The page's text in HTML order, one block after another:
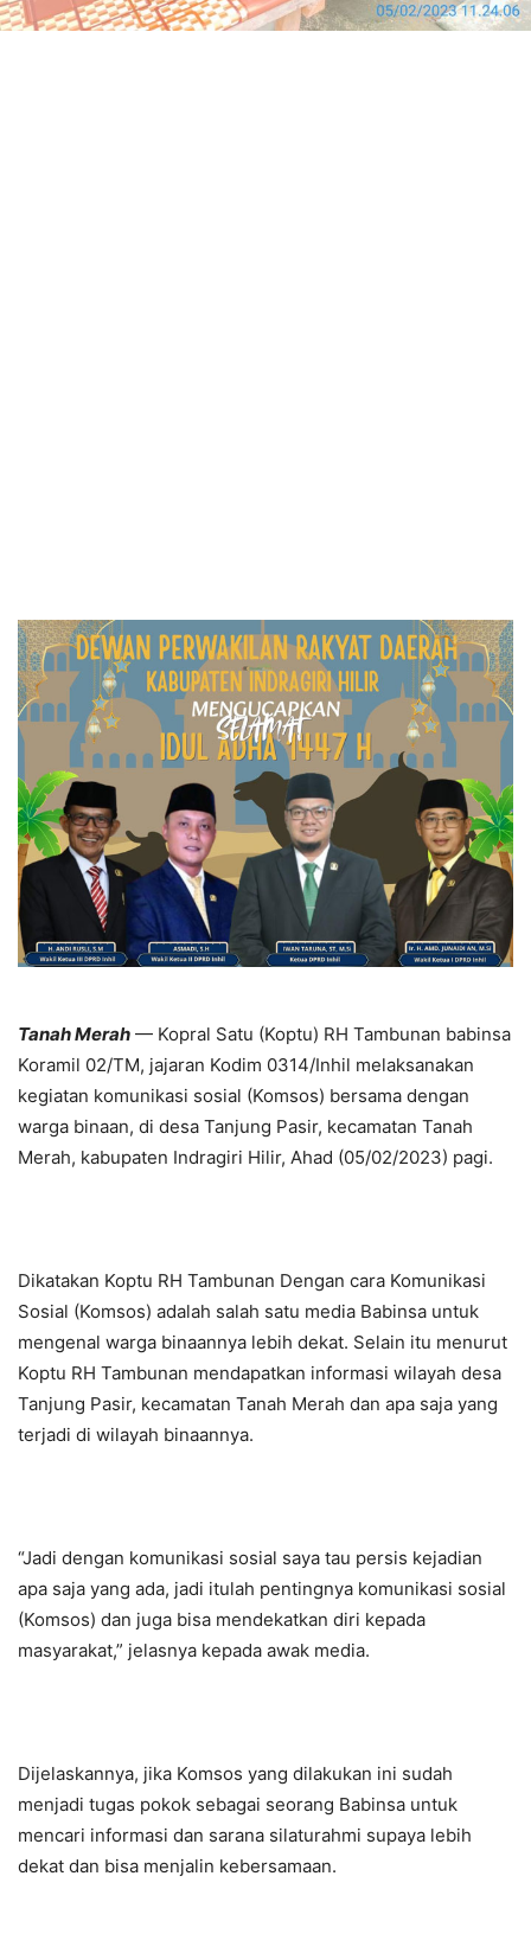
Tanah Merah — Kopral Satu (Koptu) RH Tambunan babinsa
Koramil 02/TM, jajaran Kodim 0314/Inhil melaksanakan
kegiatan komunikasi sosial (Komsos) bersama dengan
warga binaan, di desa Tanjung Pasir, kecamatan Tanah
Merah, kabupaten Indragiri Hilir, Ahad (05/02/2023) pagi.
Dikatakan Koptu RH Tambunan Dengan cara Komunikasi
Sosial (Komsos) adalah salah satu media Babinsa untuk
mengenal warga binaannya lebih dekat. Selain itu menurut
Koptu RH Tambunan mendapatkan informasi wilayah desa
Tanjung Pasir, kecamatan Tanah Merah dan apa saja yang
terjadi di wilayah binaannya.
“Jadi dengan komunikasi sosial saya tau persis kejadian
apa saja yang ada, jadi itulah pentingnya komunikasi sosial
(Komsos) dan juga bisa mendekatkan diri kepada
masyarakat,” jelasnya kepada awak media.
Dijelaskannya, jika Komsos yang dilakukan ini sudah
menjadi tugas pokok sebagai seorang Babinsa untuk
mencari informasi dan sarana silaturahmi supaya lebih
dekat dan bisa menjalin kebersamaan.